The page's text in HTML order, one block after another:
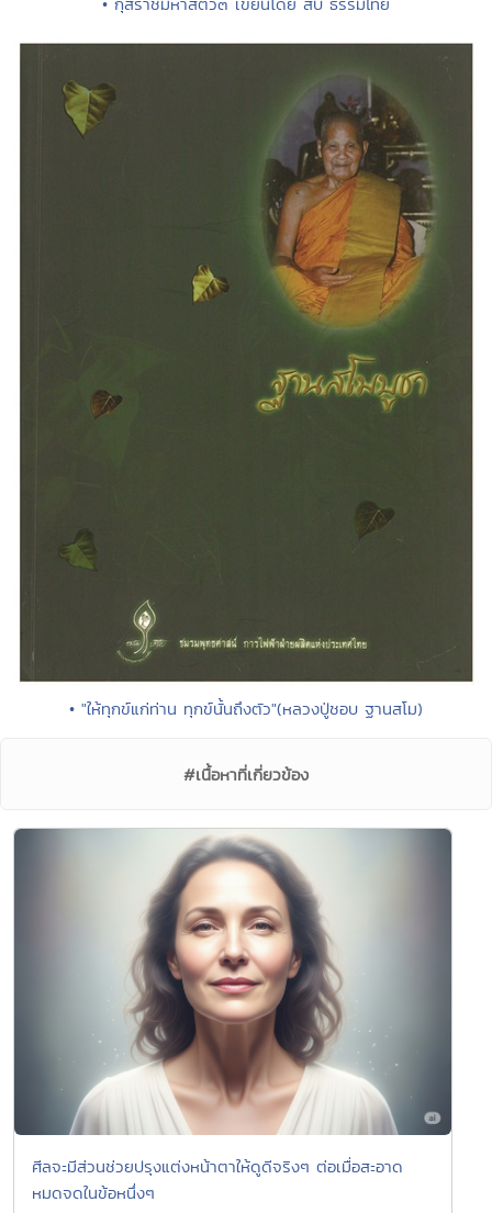
• "ให้ทุกข์แก่ท่าน ทุกข์นั้นถึงตัว"(หลวงปู่ชอบ ฐานสโม)
#เนื้อหาที่เกี่ยวข้อง
ศีลจะมีส่วนช่วยปรุงแต่งหน้าตาให้ดูดีจริงๆ ต่อเมื่อสะอาด
หมดจดในข้อหนึ่งๆ